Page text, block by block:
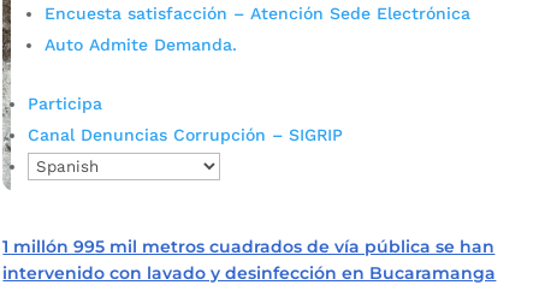
Encuesta satisfacción – Atención Sede Electrónica
Auto Admite Demanda.
Participa
Canal Denuncias Corrupción – SIGRIP
1 millón 995 mil metros cuadrados de vía pública se han
intervenido con lavado y desinfección en Bucaramanga